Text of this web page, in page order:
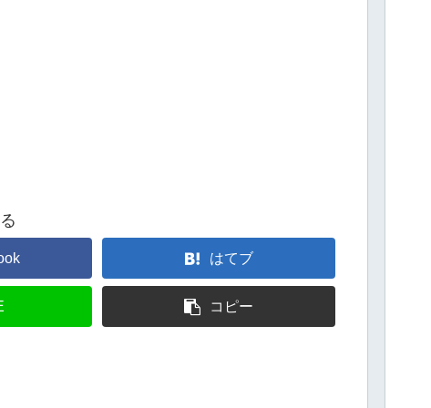
はてブ
コピー